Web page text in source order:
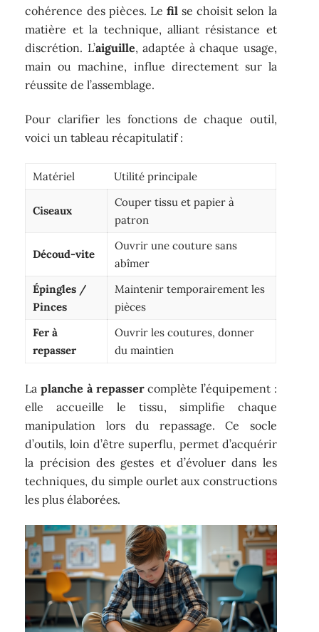
cohérence des pièces. Le fil se choisit selon la
matière et la technique, alliant résistance et
discrétion. L’aiguille, adaptée à chaque usage,
main ou machine, influe directement sur la
réussite de l’assemblage.
Pour clarifier les fonctions de chaque outil,
voici un tableau récapitulatif :
Matériel Utilité principale
Ciseaux
Couper tissu et papier à
patron
Découd-vite
Ouvrir une couture sans
abîmer
Épingles /
Pinces
Maintenir temporairement les
pièces
Fer à
repasser
Ouvrir les coutures, donner
du maintien
Laplanche à repassercomplète l’équipement :
elle accueille le tissu, simplifie chaque
manipulation lors du repassage. Ce socle
d’outils, loin d’être superflu, permet d’acquérir
la précision des gestes et d’évoluer dans les
techniques, du simple ourlet aux constructions
les plus élaborées.